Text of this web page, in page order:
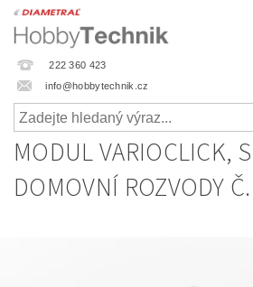
222 360 423
info@hobbytechnik.cz
MODUL VARIOCLICK,
DOMOVNÍ ROZVODY